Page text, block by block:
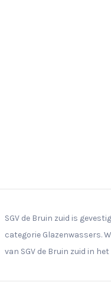
SGV de Bruin zuid is
categorie Glazenwassers.
van SGV de Bruin zuid in